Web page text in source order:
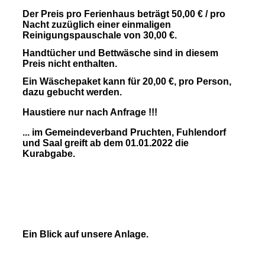
Der Preis pro Ferienhaus beträgt 50,00 € / pro
Nacht zuzüglich einer einmaligen
Reinigungspauschale von 30,00 €.
Handtücher und Bettwäsche sind in diesem
Preis nicht enthalten.
Ein Wäschepaket kann für 20,00 €, pro Person,
dazu gebucht werden.
Haustiere nur nach Anfrage !!!
... im Gemeindeverband Pruchten, Fuhlendorf
und Saal greift ab dem 01.01.2022 die
Kurabgabe.
Ein Blick auf unsere Anlage.